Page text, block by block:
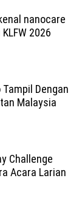
nanocare
2026
Dengan
Malaysia
Challenge
Acara Larian